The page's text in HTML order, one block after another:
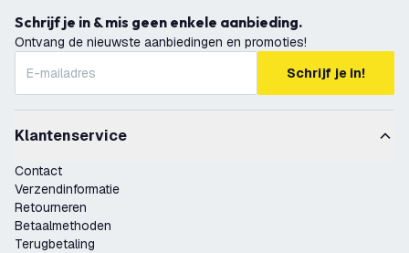
Schrijf je in & mis geen enkele aanbieding.
Ontvang de nieuwste aanbiedingen en promoties!
Schrijf je in!
Klantenservice
Contact
Verzendinformatie
Retourneren
Betaalmethoden
Terugbetaling